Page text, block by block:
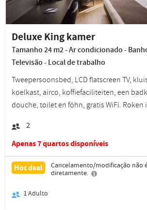
Deluxe King kamer
Tamanho 24 m2 - Ar condicionado -
Televisão - Local de trabalho
Tweepersoonsbed, LCD flatscreen TV,
koelkast, airco, koffiefaciliteiten, een
douche, toilet en föhn, gratis WiFi. Roken
2
Apenas 7 quartos disponíveis
Hot deal
Cancelamento/modificação não
diretamente.
1Adulto